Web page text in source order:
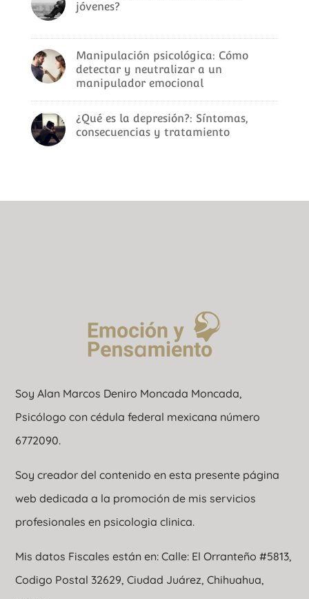
jóvenes?
Manipulación psicológica: Cómo
detectar y neutralizar a un
manipulador emocional
¿Qué es la depresión?: Síntomas,
consecuencias y tratamiento
Soy Alan Marcos Deniro Moncada Moncada,
Psicólogo con cédula federal mexicana número
6772090.
Soy creador del contenido en esta presente página
web dedicada a la promoción de mis servicios
profesionales en psicologia clinica.
Mis datos Fiscales están en: Calle: El Orranteño #5813,
Codigo Postal 32629, Ciudad Juárez, Chihuahua,